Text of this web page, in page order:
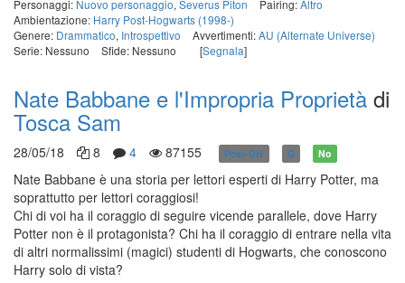
Personaggi: Nuovo personaggio, Severus Piton Pairing:Altro
Ambientazione: Harry Post-Hogwarts (1998-)
Genere: Drammatico, Introspettivo Avvertimenti:AU (Alternate Universe)
Serie: Nessuno
Sfide: Nessuno [Segnala]
Nate Babbane e l'Impropria Proprietà di
Tosca Sam
28/05/18 8 4 87155 Post-DH G No
Nate Babbane è una storia per lettori esperti di Harry Potter, ma
soprattutto per lettori coraggiosi!
Chi di voi ha il coraggio di seguire vicende parallele, dove Harry
Potter non è il protagonista? Chi ha il coraggio di entrare nella vita
di altri normalissimi (magici) studenti di Hogwarts, che conoscono
Harry solo di vista?